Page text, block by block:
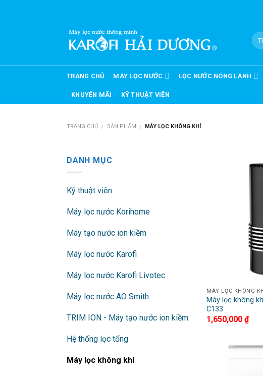
TRANG CHỦ MÁY LỌC NƯỚC LỌC NƯỚC NÓNG LẠNH
KHUYẾN MÃI KỸ THUẬT VIÊN
TRANG CHỦ / SẢN PHẨM / MÁY LỌC KHÔNG KHÍ
DANH MỤC
Kỹ thuật viên
Máy lọc nước Korihome
Máy tạo nước ion kiềm
Máy lọc nước Karofi
Máy lọc nước Karofi Livotec
Máy lọc nước AO Smith
TRIM ION - Máy tạo nước ion kiềm
Hệ thống lọc tổng
Máy lọc không khí
MÁY LỌC KHÔNG
Máy lọc không
C133
1,650,000₫